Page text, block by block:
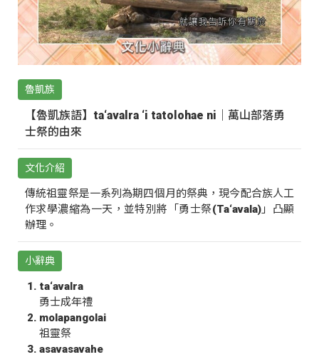
魯凱族
【魯凱族語】ta‘avalra ‘i tatolohae ni｜萬山部落勇
士祭的由來
文化介紹
傳統祖靈祭是一系列為期四個月的祭典，現今配合族人工
作求學濃縮為一天，並特別將「勇士祭(Ta‘avala)」凸顯
辦理。
小辭典
ta‘avalra
勇士成年禮
molapangolai
祖靈祭
asavasavahe